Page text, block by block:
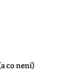
co není)